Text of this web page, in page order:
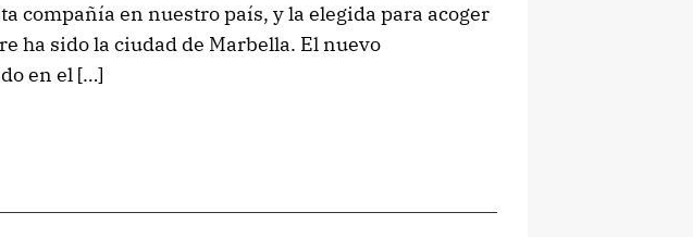
compañía en nuestro país, y la elegida para acoger
ha sido la ciudad de Marbella. El nuevo
en el […]